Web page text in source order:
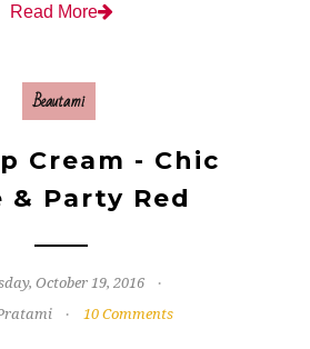
Read More
Beautami
Cream - Chic
& Party Red
October 19, 2016
10 Comments